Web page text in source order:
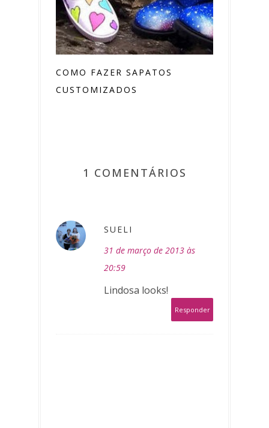
COMO FAZER SAPATOS
CUSTOMIZADOS
1 COMENTÁRIOS
SUELI
31 de março de 2013 às
20:59
Lindosa looks!
Responder